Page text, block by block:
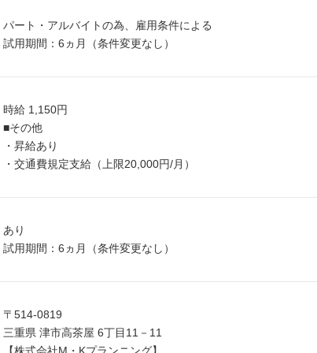
パート・アルバイトの為、雇用条件による
試用期間：6ヵ月（条件変更なし）
時給 1,150円
■その他
・昇給あり
・交通費規定支給（上限20,000円/月）
あり
試用期間：6ヵ月（条件変更なし）
〒514-0819
三重県 津市高茶屋 6丁目11－11